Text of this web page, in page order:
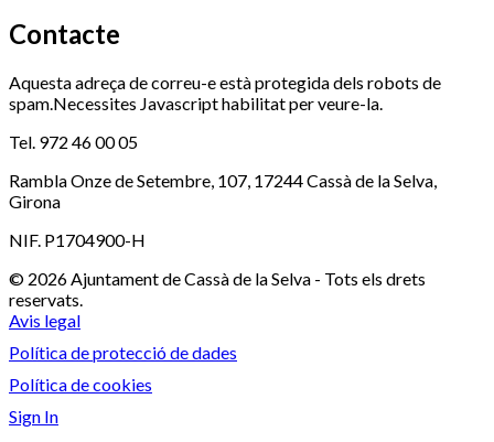
Contacte
Aquesta adreça de correu-e està protegida dels robots de
spam.Necessites Javascript habilitat per veure-la.
Tel. 972 46 00 05
Rambla Onze de Setembre, 107, 17244 Cassà de la Selva,
Girona
NIF. P1704900-H
© 2026 Ajuntament de Cassà de la Selva - Tots els drets
reservats.
Avis legal
Política de protecció de dades
Política de cookies
Sign In